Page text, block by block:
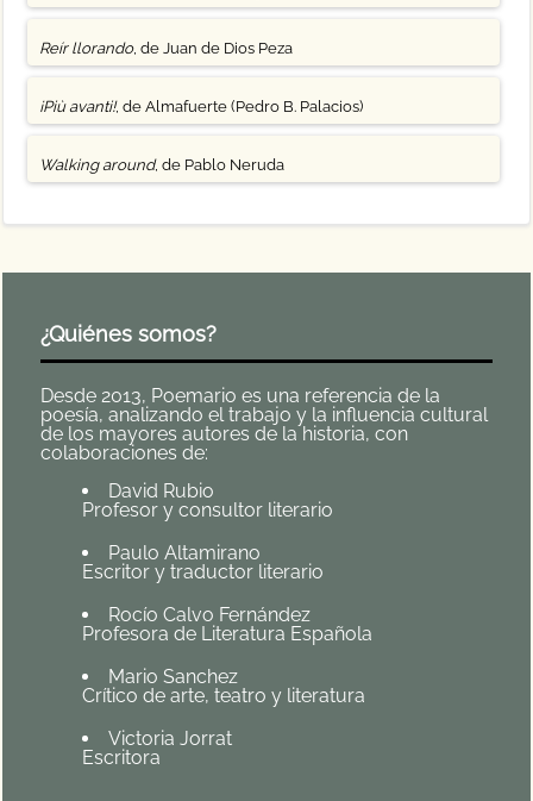
Reír llorando, de Juan de Dios Peza
¡Più avanti!, de Almafuerte (Pedro B. Palacios)
Walking around, de Pablo Neruda
¿Quiénes somos?
Desde 2013, Poemario es una referencia de la
poesía, analizando el trabajo y la influencia cultural
de los mayores autores de la historia, con
colaboraciones de:
David Rubio
Profesor y consultor literario
Paulo Altamirano
Escritor y traductor literario
Rocío Calvo Fernández
Profesora de Literatura Española
Mario Sanchez
Crítico de arte, teatro y literatura
Victoria Jorrat
Escritora